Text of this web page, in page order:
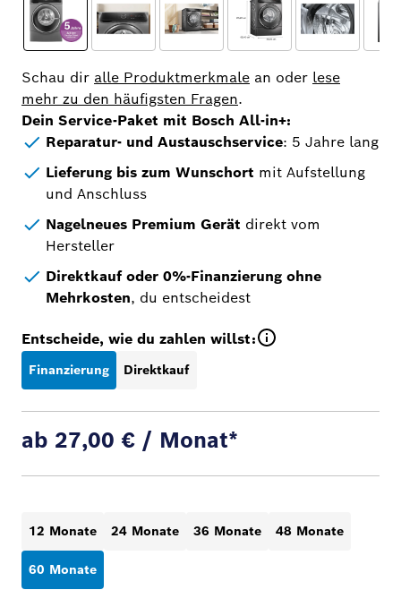
Schau dir alle Produktmerkmale an oder lese
mehr zu den häufigsten Fragen.
Dein Service-Paket mit Bosch All-in+:
Reparatur- und Austauschservice: 5 Jahre lang
Lieferung bis zum Wunschort mit Aufstellung
und Anschluss
Nagelneues Premium Gerät direkt vom
Hersteller
Direktkauf oder 0%-Finanzierung ohne
Mehrkosten, du entscheidest
Entscheide, wie du zahlen willst:
Finanzierung Direktkauf
ab 27,00 € / Monat*
12 Monate 24 Monate 36 Monate 48 Monate
60 Monate